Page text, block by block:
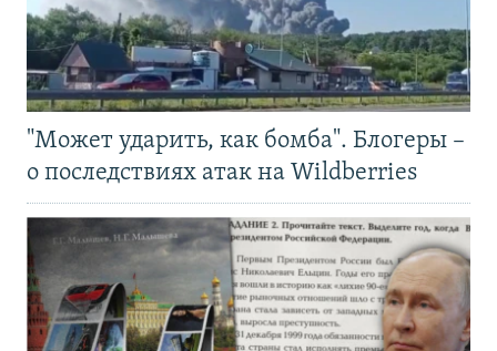
"Может ударить, как бомба". Блогеры –
о последствиях атак на Wildberries